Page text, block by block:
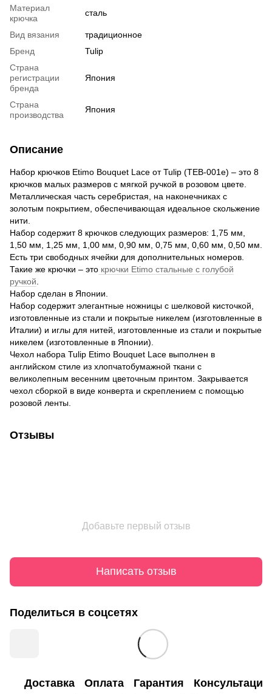
Материал
крючка
сталь
Вид вязания
традиционное
Бренд
Tulip
Страна
регистрации
бренда
Япония
Страна
производства
Япония
Описание
Набор крючков Etimo Bouquet Lace от Tulip (TEB-001e) – это 8
крючков малых размеров с мягкой ручкой в розовом цвете.
Металлическая часть серебристая, на наконечниках с
золотым покрытием, обеспечивающая идеальное скольжение
нити.
Набор содержит 8 крючков следующих размеров: 1,75 мм,
1,50 мм, 1,25 мм, 1,00 мм, 0,90 мм, 0,75 мм, 0,60 мм, 0,50 мм.
Есть три свободных ячейки для дополнительных номеров.
Такие же крючки – это крючки Etimo стальные с голубой
ручкой
Набор сделан в Японии.
Набор содержит элегантные ножницы с шелковой кисточкой,
изготовленные из стали и покрытые никелем (изготовленные в
Италии) и иглы для нитей, изготовленные из стали и покрытые
никелем (изготовленные в Японии).
Чехол набора Tulip Etimo Bouquet Lace выполнен в
английском стиле из хлопчатобумажной ткани с
великолепным весенним цветочным принтом. Закрывается
чехол сборкой в виде конверта и скреплением с помощью
розовой ленты.
Отзывы
Добавьте первый отзыв
Написать отзыв
Поделиться в соцсетях
Доставка Оплата Гарантия Консультация